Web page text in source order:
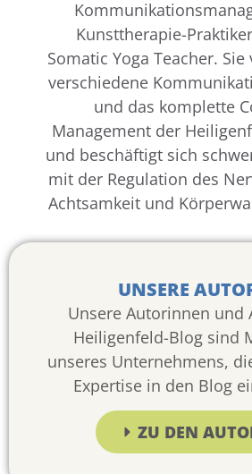
Kunsttherapie-
Somatic Yoga Teacher.
verschiedene
und das komplette
Management der
und beschäftigt sich
mit der Regulation des
Achtsamkeit und
UNSERE
Unsere Autorinnen und
Heiligenfeld-Blog sind
unseres Unternehmens,
Expertise in den Blog
ZU DEN